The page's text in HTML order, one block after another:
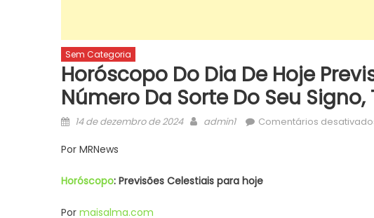
Sem Categoria
Horóscopo Do Dia De Hoje
Número Da Sorte Do Seu Signo,
Posted
14 de dezembro de 2024 Author
admin1 Comentários
Por MRNews
Horóscopo: Previsões Celestiais para hoje
Por maisalma.com